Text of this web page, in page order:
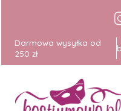
Darmowa wysyłka od
250 zł